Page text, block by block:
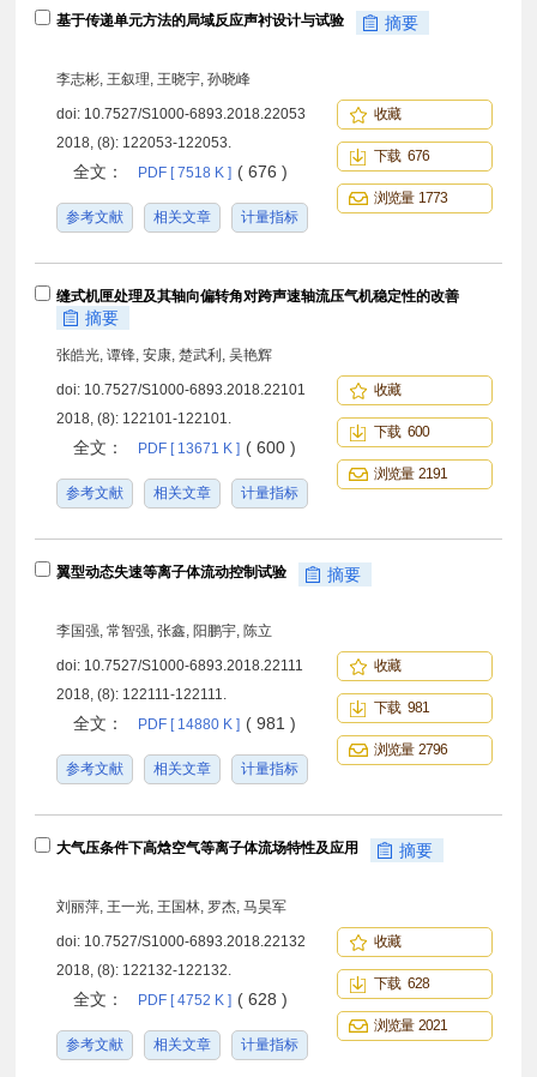
基于传递单元方法的局域反应声衬设计与试验 摘要
李志彬, 王叙理, 王晓宇, 孙晓峰
doi: 10.7527/S1000-6893.2018.22053
2018, (8): 122053-122053.
全文： PDF [ 7518 K ] ( 676 )
参考文献 相关文章 计量指标
收藏
下载 676
浏览量 1773
缝式机匣处理及其轴向偏转角对跨声速轴流压气机稳定性的改善
摘要
张皓光, 谭锋, 安康, 楚武利, 吴艳辉
doi: 10.7527/S1000-6893.2018.22101
2018, (8): 122101-122101.
全文： PDF [ 13671 K ] ( 600 )
参考文献 相关文章 计量指标
收藏
下载 600
浏览量 2191
翼型动态失速等离子体流动控制试验 摘要
李国强, 常智强, 张鑫, 阳鹏宇, 陈立
doi: 10.7527/S1000-6893.2018.22111
2018, (8): 122111-122111.
全文： PDF [ 14880 K ] ( 981 )
参考文献 相关文章 计量指标
收藏
下载 981
浏览量 2796
大气压条件下高焓空气等离子体流场特性及应用 摘要
刘丽萍, 王一光, 王国林, 罗杰, 马昊军
doi: 10.7527/S1000-6893.2018.22132
2018, (8): 122132-122132.
全文： PDF [ 4752 K ] ( 628 )
参考文献 相关文章 计量指标
收藏
下载 628
浏览量 2021